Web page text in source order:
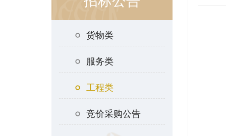
货物类
服务类
工程类
竞价采购公告